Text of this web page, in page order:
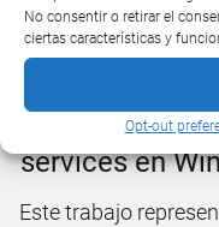
No consentir o retirar el
ciertas características y
Opt-out
Ver
5. Trabajos
services en
Este trabajo